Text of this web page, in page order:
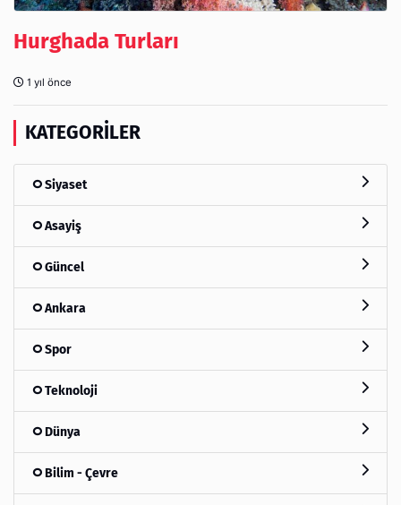
Hurghada Turları
1 yıl önce
KATEGORILER
Siyaset
Asayiş
Güncel
Ankara
Spor
Teknoloji
Dünya
Bilim - Çevre